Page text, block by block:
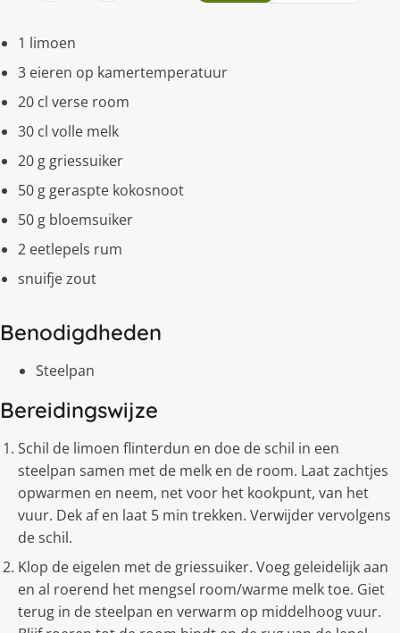
1 limoen
3 eieren op kamertemperatuur
20 cl verse room
30 cl volle melk
20 g griessuiker
50 g geraspte kokosnoot
50 g bloemsuiker
2 eetlepels rum
snuifje zout
Benodigdheden
Steelpan
Bereidingswijze
Schil de limoen flinterdun en doe de schil in een
steelpan samen met de melk en de room. Laat zachtjes
opwarmen en neem, net voor het kookpunt, van het
vuur. Dek af en laat 5 min trekken. Verwijder vervolgens
de schil.
Klop de eigelen met de griessuiker. Voeg geleidelijk aan
en al roerend het mengsel room/warme melk toe. Giet
terug in de steelpan en verwarm op middelhoog vuur.